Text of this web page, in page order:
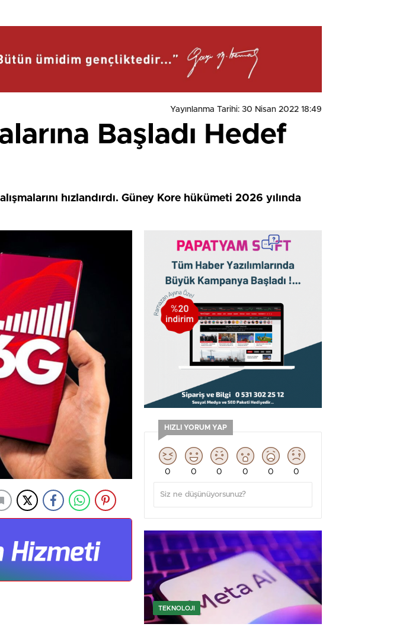
Yayınlanma Tarihi: 30 Nisan 2022 18:49
Başladı Hedef
hızlandırdı. Güney Kore hükümeti 2026 yılında
HIZLI YORUM YAP
0 0 0 0 0 0
TEKNOLOJI